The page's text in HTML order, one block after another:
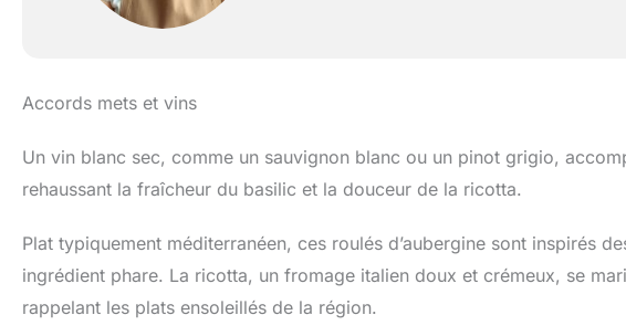
Accords mets et vins
Un vin blanc sec, comme un sauvignon blanc ou un pinot grigio,
rehaussant la fraîcheur du basilic et la douceur de la ricotta.
Plat typiquement méditerranéen, ces roulés d’aubergine sont inspirés
ingrédient phare. La ricotta, un fromage italien doux et crémeux, se
rappelant les plats ensoleillés de la région.